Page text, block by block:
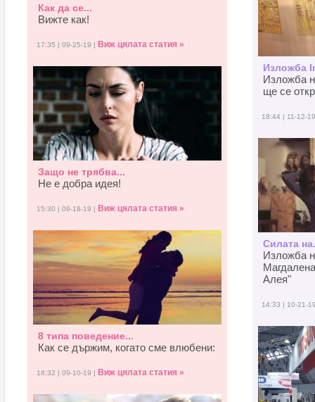
Как да се...
Вижте как!
17:35 | 09-25-19 | Виж цялата статия »
Защо не трябва...
Не е добра идея!
15:30 | 09-18-19 | Виж цялата статия »
8 типа поведение...
Как се държим, когато смe влюбени:
18:32 | 09-10-19 | Виж цялата статия »
Изложба
Изложба
ще се
18:44 | 11-12-
Силата
Изложба
Алея"
14:33 | 10-21-